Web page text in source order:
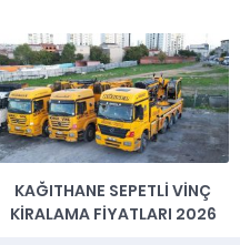
KAĞITHANE SEPETLI VINÇ
KIRALAMA FIYATLARI 2026